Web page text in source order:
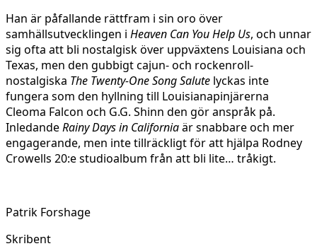
Han är påfallande rättfram i sin oro över
samhällsutvecklingen i Heaven Can You Help Us, och unnar
sig ofta att bli nostalgisk över uppväxtens Louisiana och
Texas, men den gubbigt cajun- och rockenroll-
nostalgiska The Twenty-One Song Salute lyckas inte
fungera som den hyllning till Louisianapinjärerna
Cleoma Falcon och G.G. Shinn den gör anspråk på.
InledandeRainy Days in Californiaär snabbare och mer
engagerande, men inte tillräckligt för att hjälpa Rodney
Crowells 20:e studioalbum från att bli lite… tråkigt.
Patrik Forshage
Skribent